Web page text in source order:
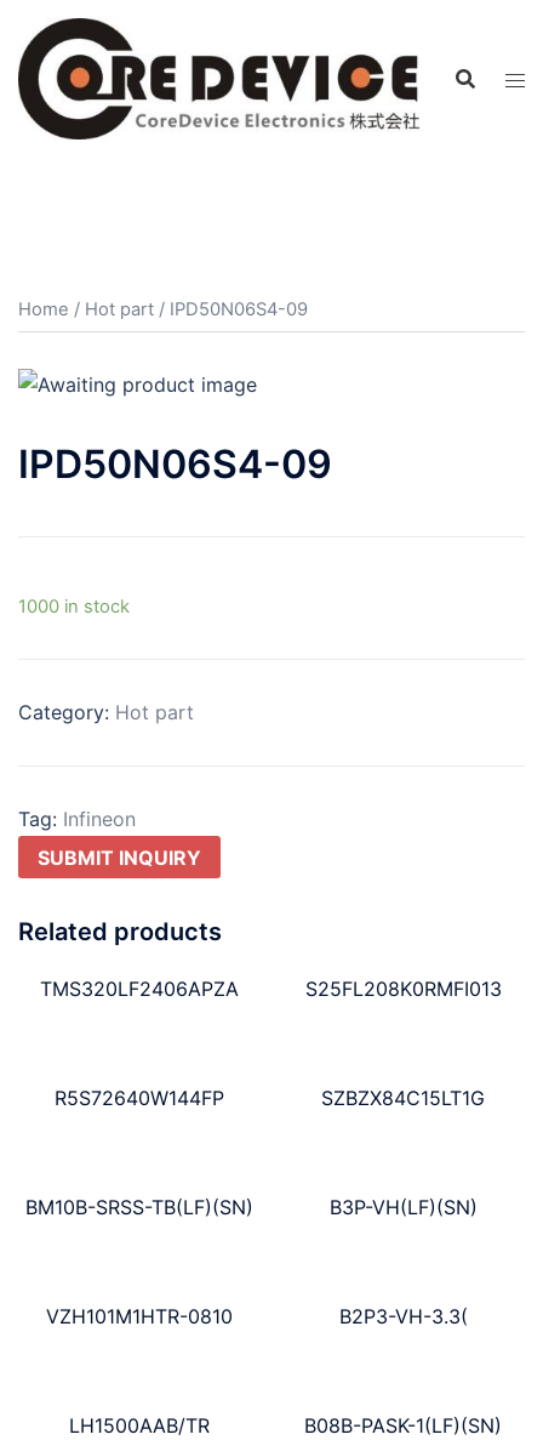
Home / Hot part / IPD50N06S4-09
IPD50N06S4-09
1000 in stock
Category: Hot part
Tag: Infineon
SUBMIT INQUIRY
Related products
TMS320LF2406APZA S25FL208K0RMFI013
R5S72640W144FP SZBZX84C15LT1G
BM10B-SRSS-TB(LF)(SN) B3P-VH(LF)(SN)
VZH101M1HTR-0810 B2P3-VH-3.3(
LH1500AAB/TR B08B-PASK-1(LF)(SN)